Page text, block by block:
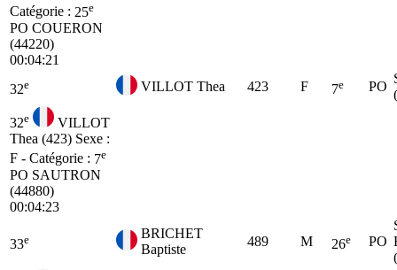
Catégorie : 25e
PO COUERON
(44220)
00:04:21
32e VILLOT Thea 423 F 7e PO
32e
VILLOT
Thea (423) Sexe :
F - Catégorie : 7e
PO SAUTRON
(44880)
00:04:23
33e
BRICHET
Baptiste
489 M 26e PO